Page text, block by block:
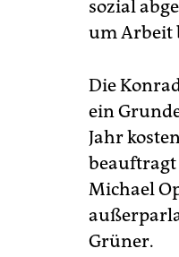
sozial
um Arbeit
Die
ein
Jahr
beauftragt
Michael
Grüner.